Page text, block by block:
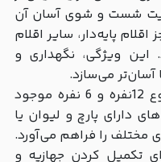
شست و شوی آسان آن
پایه‌دار، سایر اقلام
ویژگی، نگهداری و
آسان‌تر می‌سازد.
سرویس پذیرایی سلتیک در دو نوع 12نفره و 6 نفره موجود
دارای پارچ و لیوان یا
مختلف را فراهم می‌آورد.
تکمیل کردن جهازیه و